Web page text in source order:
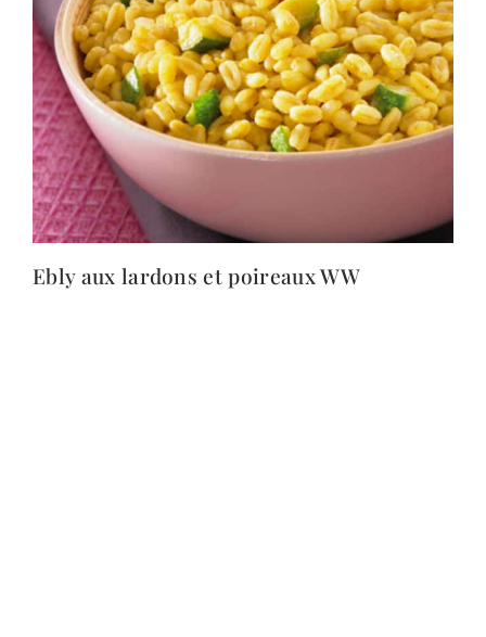
Ebly aux lardons et poireaux WW